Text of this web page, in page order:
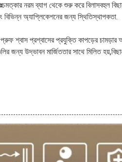
চমত্কার নরম ব্যাগ থেকে শুরু করে বিলাসবহুল
বিভিন্ন অ্যাপ্লিকেশনের জন্য স্থিতিস্থাপকতা.
শ্বাস প্রশ্বাসের প্রযুক্তি কাপড়ের
জন্য উদ্ভাবন মার্জিততার সাথে মিলিত